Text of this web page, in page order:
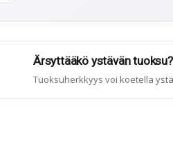
Ärsyttääkö ystävän
Tuoksuherkkyys voi koetella